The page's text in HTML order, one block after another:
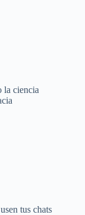
la ciencia
tus chats